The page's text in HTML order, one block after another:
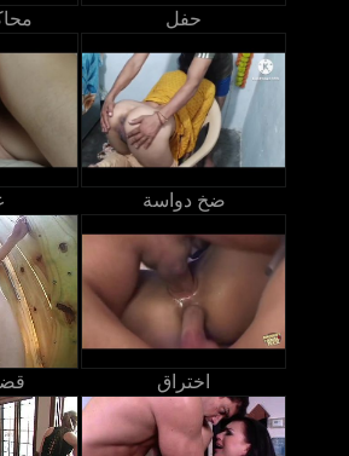
حفل
ضخ دواسة
اختراق